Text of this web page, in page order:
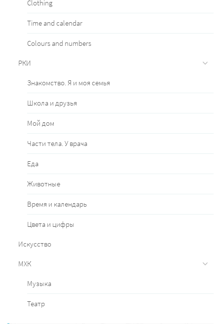
Clothing
Time and calendar
Сolours and numbers
РКИ
Знакомство. Я и моя семья
Школа и друзья
Мой дом
Части тела. У врача
Еда
Животные
Время и календарь
Цвета и цифры
Искусство
МХК
Музыка
Театр